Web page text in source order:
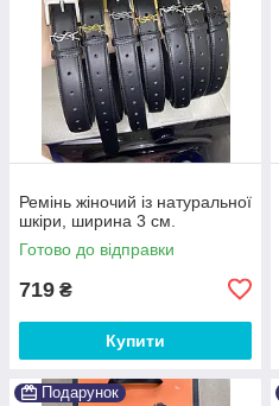
Ремінь жіночий із натуральної
шкіри, ширина 3 см.
Готово до відправки
719 ₴
Купити
Подарунок